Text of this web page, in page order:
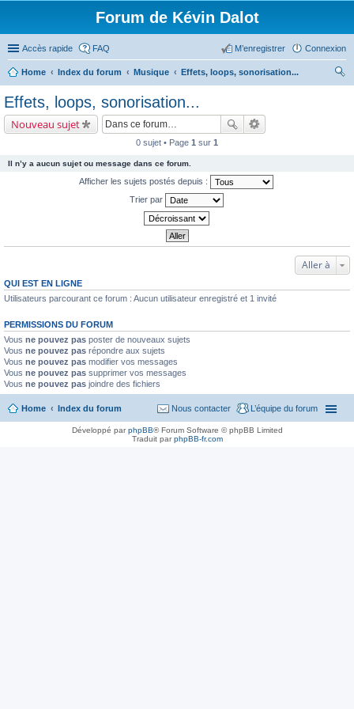
Forum de Kévin Dalot
Accès rapide FAQ Connexion
M’enregistrer
Home Index du forum Musique
Effets, loops, sonorisation...
Effets, loops, sonorisation...
Nouveau sujet
0 sujet • Page 1 sur 1
Il n’y a aucun sujet ou message dans ce forum.
Afficher les sujets postés depuis :
Trier par
Aller à
QUI EST EN LIGNE
Utilisateurs parcourant ce forum : Aucun utilisateur enregistré et 1 invité
PERMISSIONS DU FORUM
Vous ne pouvez pas poster de nouveaux sujets
Vous ne pouvez pas répondre aux sujets
Vous ne pouvez pas modifier vos messages
Vous ne pouvez pas supprimer vos messages
Vous ne pouvez pas joindre des fichiers
Home Index du forum L’équipe du forum
Nous contacter
Développé parphpBB® Forum Software © phpBB Limited
Traduit parphpBB-fr.com